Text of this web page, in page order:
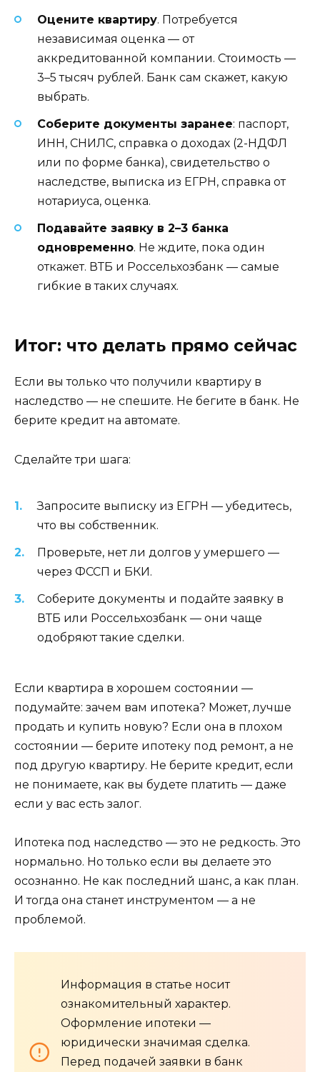
Оцените квартиру. Потребуется
независимая оценка — от
аккредитованной компании. Стоимость —
3–5 тысяч рублей. Банк сам скажет, какую
выбрать.
Соберите документы заранее: паспорт,
ИНН, СНИЛС, справка о доходах (2-НДФЛ
или по форме банка), свидетельство о
наследстве, выписка из ЕГРН, справка от
нотариуса, оценка.
Подавайте заявку в 2–3 банка
одновременно. Не ждите, пока один
откажет. ВТБ и Россельхозбанк — самые
гибкие в таких случаях.
Итог: что делать прямо сейчас
Если вы только что получили квартиру в
наследство — не спешите. Не бегите в банк. Не
берите кредит на автомате.
Сделайте три шага:
Запросите выписку из ЕГРН — убедитесь,
что вы собственник.
Проверьте, нет ли долгов у умершего —
через ФССП и БКИ.
Соберите документы и подайте заявку в
ВТБ или Россельхозбанк — они чаще
одобряют такие сделки.
Если квартира в хорошем состоянии —
подумайте: зачем вам ипотека? Может, лучше
продать и купить новую? Если она в плохом
состоянии — берите ипотеку под ремонт, а не
под другую квартиру. Не берите кредит, если
не понимаете, как вы будете платить — даже
если у вас есть залог.
Ипотека под наследство — это не редкость. Это
нормально. Но только если вы делаете это
осознанно. Не как последний шанс, а как план.
И тогда она станет инструментом — а не
проблемой.
Информация в статье носит
ознакомительный характер.
Оформление ипотеки —
юридически значимая сделка.
Перед подачей заявки в банк